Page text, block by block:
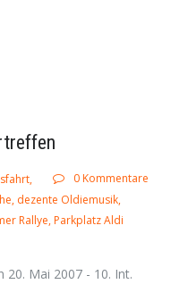
0 Kommentare
dezente Oldiemusik
Rallye Parkplatz Aldi
20. Mai 2007 - 10. Int.